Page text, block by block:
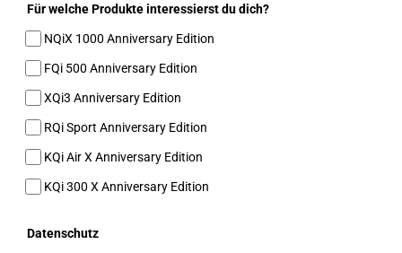
Für welche Produkte interessierst du dich?
NQiX 1000 Anniversary Edition
FQi 500 Anniversary Edition
XQi3 Anniversary Edition
RQi Sport Anniversary Edition
KQi Air X Anniversary Edition
KQi 300 X Anniversary Edition
Datenschutz